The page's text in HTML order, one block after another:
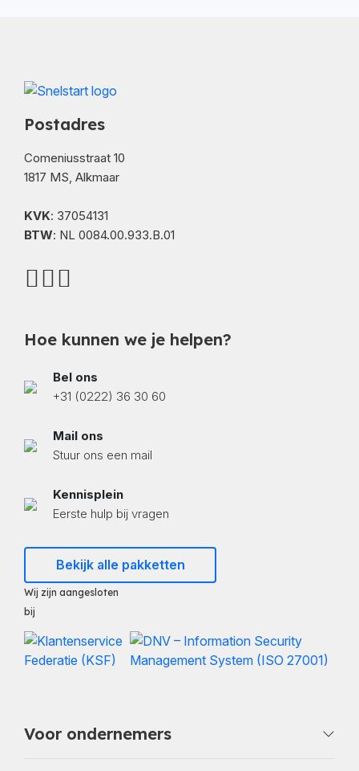
Postadres
Comeniusstraat 10
1817 MS, Alkmaar
KVK: 37054131
BTW: NL 0084.00.933.B.01
Hoe kunnen we je helpen?
Bel ons
+31 (0222) 36 30 60
Mail ons
Stuur ons een mail
Kennisplein
Eerste hulp bij vragen
Bekijk alle pakketten
Wij zijn aangesloten
bij
Voor ondernemers